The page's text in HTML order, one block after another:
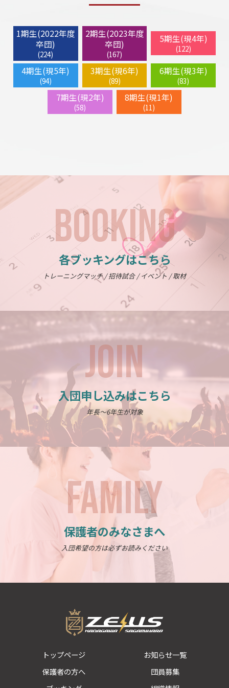
1期生(2022年度
卒団)
(224)
2期生(2023年度
卒団)
(167)
5期生(現4年)
(122)
4期生(現5年)
(94)
3期生(現6年)
(89)
6期生(現3年)
(83)
7期生(現2年)
(58)
8期生(現1年)
(11)
BOOKING
各ブッキングはこちら
トレーニングマッチ / 招待試合 / イベント / 取材
JOIN
入団申し込みはこちら
年長～6年生が対象
FAMILY
保護者のみなさまへ
入団希望の方は必ずお読みください
トップページ
お知らせ一覧
保護者の方へ
団員募集